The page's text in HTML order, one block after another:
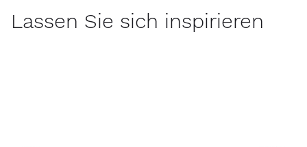
Lassen Sie sich inspirieren